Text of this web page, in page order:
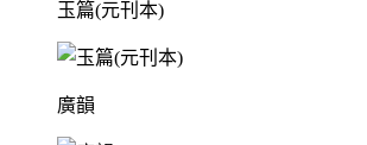
玉篇(元刊本)
廣韻